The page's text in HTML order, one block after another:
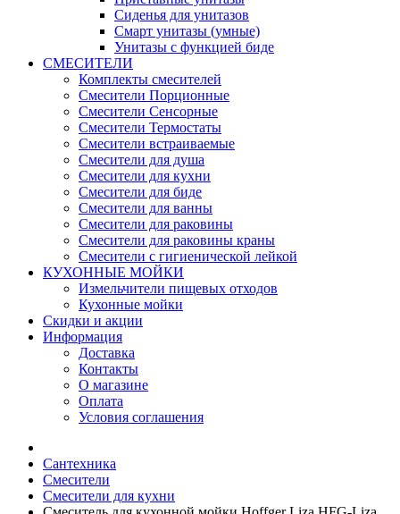
Сиденья для унитазов
Смарт унитазы (умные)
Унитазы с функцией биде
СМЕСИТЕЛИ
Комплекты смесителей
Смесители Порционные
Смесители Сенсорные
Смесители Термостаты
Смесители встраиваемые
Смесители для душа
Смесители для кухни
Смесители для биде
Смесители для ванны
Смесители для раковины
Смесители для раковины краны
Смесители с гигиенической лейкой
КУХОННЫЕ МОЙКИ
Измельчители пищевых отходов
Кухонные мойки
Скидки и акции
Информация
Доставка
Контакты
О магазине
Оплата
Условия соглашения
Сантехника
Смесители
Смесители для кухни